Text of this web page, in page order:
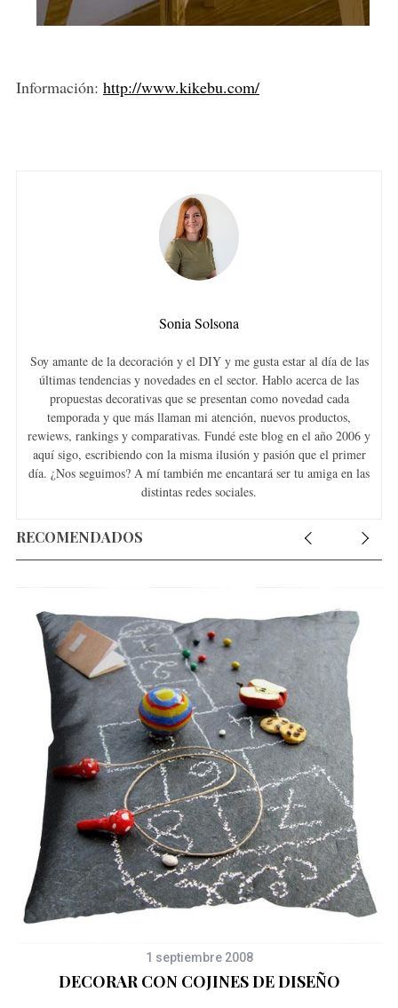
Información: http://www.kikebu.com/
Sonia Solsona
Soy amante de la decoración y el DIY y me gusta estar al día de las
últimas tendencias y novedades en el sector. Hablo acerca de las
propuestas decorativas que se presentan como novedad cada
temporada y que más llaman mi atención, nuevos productos,
rewiews, rankings y comparativas. Fundé este blog en el año 2006 y
aquí sigo, escribiendo con la misma ilusión y pasión que el primer
día. ¿Nos seguimos? A mí también me encantará ser tu amiga en las
distintas redes sociales.
RECOMENDADOS
1 septiembre 2008
DECORAR CON COJINES DE DISEÑO
S
e